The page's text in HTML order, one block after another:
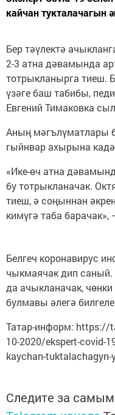
кайчан тукталачагын
Бер тәүлектә
2-3 атна дәвамында
тотрыкланырга тиеш.
үзәге баш табибы,
Евгений Тимаковка
Аның мәгълүматлары
гыйнвар ахырына
«Ике-өч атна
бу тотрыкланачак.
тиеш, ә соңыннан
кимүгә таба
Белгеч коронавирус
чыкмаячак дип саный.
да ачыкланачак,
булмавы әлегә билгеле
Татар-информ: https://
10-2020/ekspert-covid-
kaychan-tuktalachagyn-
Следите за